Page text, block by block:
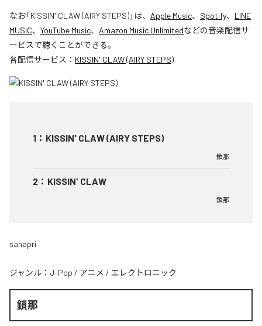
なお「KISSIN' CLAW (AIRY STEPS)」は、 Apple Music、 Spotify、 LINE
MUSIC、 YouTube Music、 Amazon Music Unlimitedなどの音楽配信サ
ービスで聴くことができる。
各配信サービス： KISSIN' CLAW (AIRY STEPS)
1 ： KISSIN' CLAW (AIRY STEPS)
鎖那
2 ： KISSIN' CLAW
鎖那
sanapri
ジャンル： J-Pop / アニメ / エレクトロニック
鎖那